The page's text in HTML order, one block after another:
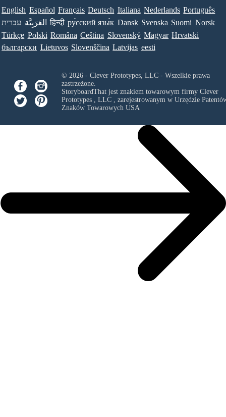
English Español Français Deutsch Italiana Nederlands Português
עברית العَرَبِيَّة हिन्दी ру́сский язы́к Dansk Svenska Suomi Norsk
Türkçe Polski Româna Ceština Slovenský Magyar Hrvatski
български Lietuvos Slovenščina Latvijas eesti
© 2026 - Clever Prototypes, LLC - Wszelkie prawa
zastrzeżone.
StoryboardThat jest znakiem towarowym firmy Clever
Prototypes , LLC, zarejestrowanym w Urzędzie
Znaków Towarowych USA